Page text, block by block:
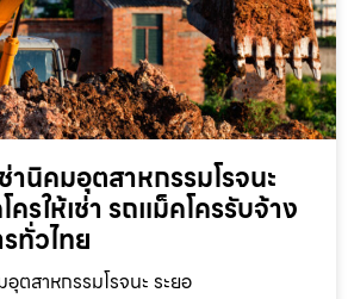
านิคมอุตสาหกรรมโรจนะ
รให้เช่า รถแม็คโครรับจ้าง
ทั่วไทย
ตสาหกรรมโรจนะ ระยอ